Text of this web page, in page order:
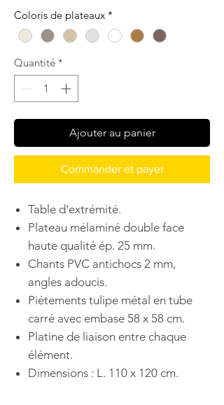
Coloris de plateaux *
Quantité *
Ajouter au panier
Commander et payer
Table d'extrémité.
Plateau mélaminé double face
haute qualité ép. 25 mm.
Chants PVC antichocs 2 mm,
angles adoucis.
Piétements tulipe métal en tube
carré avec embase 58 x 58 cm.
Platine de liaison entre chaque
élément.
Dimensions : L. 110 x 120 cm.